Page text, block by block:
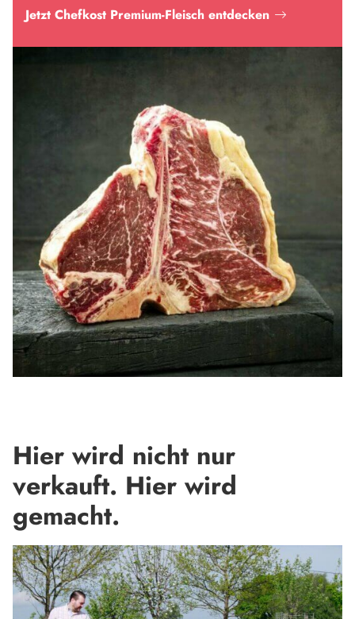
Jetzt Chefkost Premium-Fleisch entdecken
Hier wird nicht nur
verkauft. Hier wird
gemacht.